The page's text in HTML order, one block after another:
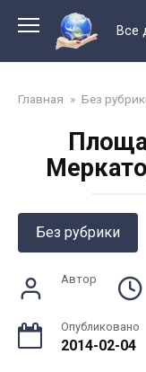
контенту
Все
Главная » Без
Без рубрики
Автор
Опубликовано
2014-02-04